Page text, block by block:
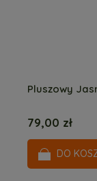
Pluszowy
79,00 zł
DO